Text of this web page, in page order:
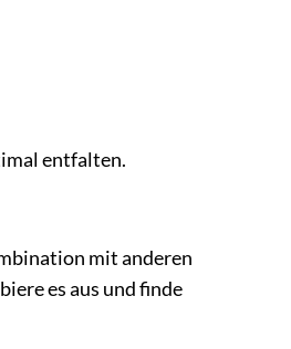
entfalten.
mit anderen
es aus und finde